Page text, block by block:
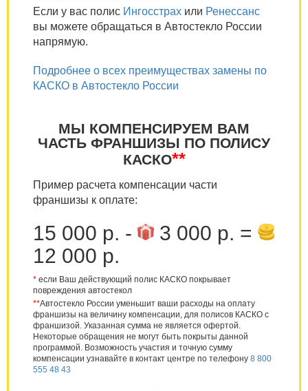
Если у вас полис Ингосстрах или Ренессанс
вы можете обращаться в Автостекло России
напрямую.
Подробнее о всех преимуществах замены по
КАСКО в Автостекло России
МЫ КОМПЕНСИРУЕМ ВАМ
ЧАСТЬ ФРАНШИЗЫ ПО ПОЛИСУ
КАСКО**
Пример расчета компенсации части
франшизы к оплате:
15 000 р. -
3 000 р. =
12 000 р.
* если Ваш действующий полис КАСКО покрывает
повреждения автостекол
**Автостекло России уменьшит ваши расходы на оплату
франшизы на величину компенсации, для полисов КАСКО с
франшизой. Указанная сумма не является офертой.
Некоторые обращения не могут быть покрыты данной
программой. Возможность участия и точную сумму
компенсации узнавайте в контакт центре по телефону 8 800
555 48 43